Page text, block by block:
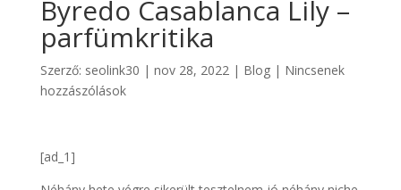
Byredo Casablanca Lily –
parfümkritika
Szerző: seolink30 | nov 28, 2022| Blog| Nincsenek
hozzászólások
[ad_1]